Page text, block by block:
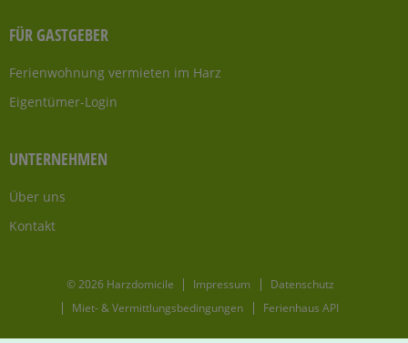
FÜR GASTGEBER
Ferienwohnung vermieten im Harz
Eigentümer-Login
UNTERNEHMEN
Über uns
Kontakt
© 2026 Harzdomicile Impressum
Datenschutz
Miet- & Vermittlungsbedingungen
Ferienhaus API